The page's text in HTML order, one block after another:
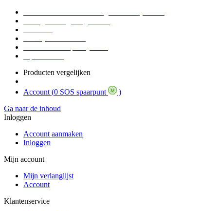
Producten vergelijken
Account (0 SOS spaarpunt
)
Ga naar de inhoud
Inloggen
Account aanmaken
Inloggen
Mijn account
Mijn verlanglijst
Account
Klantenservice